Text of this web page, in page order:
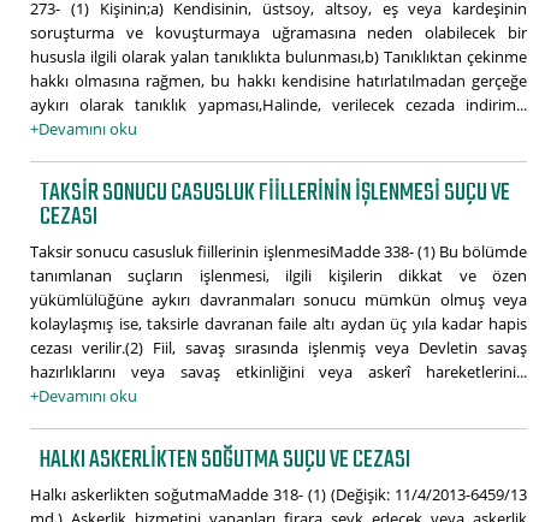
273- (1) Kişinin;a) Kendisinin, üstsoy, altsoy, eş veya kardeşinin
soruşturma ve kovuşturmaya uğramasına neden olabilecek bir
hususla ilgili olarak yalan tanıklıkta bulunması,b) Tanıklıktan çekinme
hakkı olmasına rağmen, bu hakkı kendisine hatırlatılmadan gerçeğe
aykırı olarak tanıklık yapması,Halinde, verilecek cezada indirim...
+Devamını oku
TAKSIR SONUCU CASUSLUK FIILLERININ IŞLENMESI SUÇU VE
CEZASI
Taksir sonucu casusluk fiillerinin işlenmesiMadde 338- (1) Bu bölümde
tanımlanan suçların işlenmesi, ilgili kişilerin dikkat ve özen
yükümlülüğüne aykırı davranmaları sonucu mümkün olmuş veya
kolaylaşmış ise, taksirle davranan faile altı aydan üç yıla kadar hapis
cezası verilir.(2) Fiil, savaş sırasında işlenmiş veya Devletin savaş
hazırlıklarını veya savaş etkinliğini veya askerî hareketlerini...
+Devamını oku
HALKI ASKERLIKTEN SOĞUTMA SUÇU VE CEZASI
Halkı askerlikten soğutmaMadde 318- (1) (Değişik: 11/4/2013-6459/13